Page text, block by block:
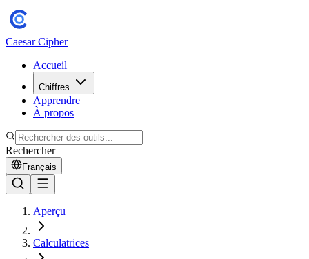
Caesar Cipher
Accueil
Chiffres
Apprendre
À propos
Rechercher
Français
Aperçu
Calculatrices